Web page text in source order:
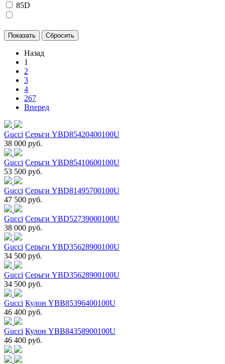
85D
Назад
1
2
3
4
267
Вперед
Gucci Серьги YBD85420400100U
38 000 руб.
Gucci Серьги YBD85410600100U
53 500 руб.
Gucci Серьги YBD81495700100U
47 500 руб.
Gucci Серьги YBD52739000100U
38 000 руб.
Gucci Серьги YBD35628900100U
34 500 руб.
Gucci Серьги YBD35628900100U
34 500 руб.
Gucci Кулон YBB85396400100U
46 400 руб.
Gucci Кулон YBB84358900100U
46 400 руб.